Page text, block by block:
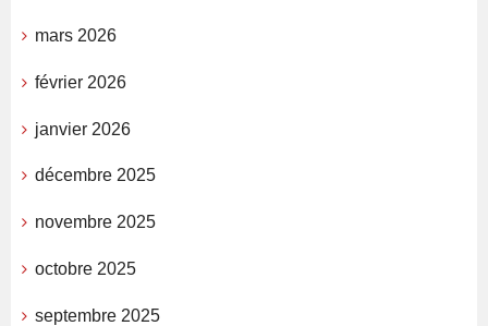
mars 2026
février 2026
janvier 2026
décembre 2025
novembre 2025
octobre 2025
septembre 2025